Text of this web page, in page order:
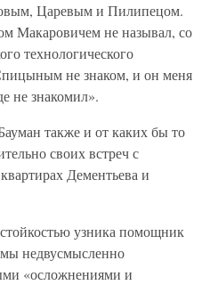
Царевым и Пилипецом.
Макаровичем не называл, со
технологического
не знаком, и он меня
не знакомил».
также и от каких бы то
своих встреч с
Дементьева и
узника помощник
недвусмысленно
«осложнениями и